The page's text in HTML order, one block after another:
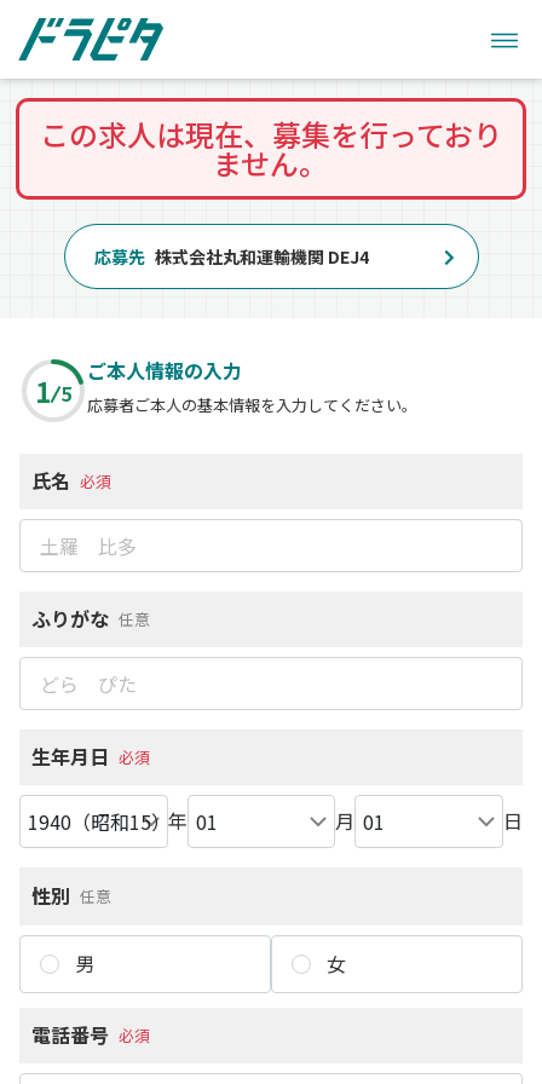
この求人は現在、募集を行っており
ません。
応募先 株式会社丸和運輸機関 DEJ4
1 5
ご本人情報の入力
応募者ご本人の基本情報を入力してください。
氏名 必須
ふりがな 任意
生年月日 必須
年 月 日
性別 任意
男 女
電話番号 必須